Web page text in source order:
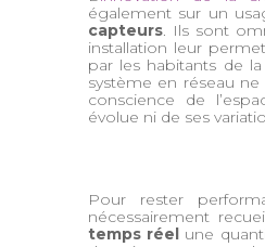
également sur un
capteurs. Ils sont
installation leur
par les habitants de la
système en réseau
conscience de
évolue ni de ses
Pour rester
nécessairement
temps réelune